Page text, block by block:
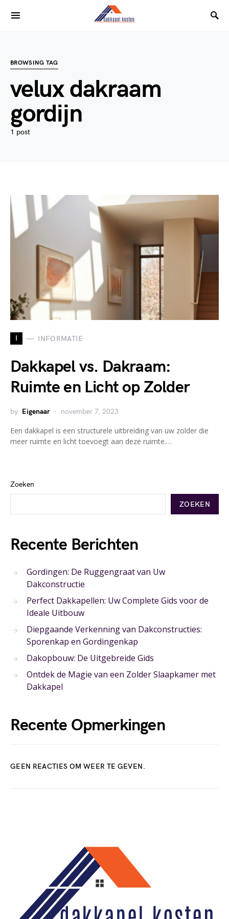
BROWSING TAG
velux dakraam
gordijn
1 post
I INFORMATIE
Dakkapel vs. Dakraam:
Ruimte en Licht op Zolder
by Eigenaar november 7, 2023
Een dakkapel is een structurele uitbreiding van uw zolder die
meer ruimte en licht toevoegt aan deze ruimte.…
Zoeken
ZOEKEN
Recente Berichten
Gordingen: De Ruggengraat van Uw
Dakconstructie
Perfect Dakkapellen: Uw Complete Gids voor de
Ideale Uitbouw
Diepgaande Verkenning van Dakconstructies:
Sporenkap en Gordingenkap
Dakopbouw: De Uitgebreide Gids
Ontdek de Magie van een Zolder Slaapkamer met
Dakkapel
Recente Opmerkingen
GEEN REACTIES OM WEER TE GEVEN.